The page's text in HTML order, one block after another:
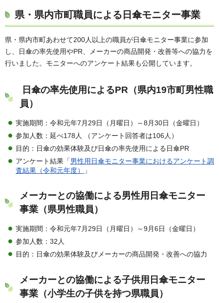
県・県内市町職員による日傘モニター事業
県・県内市町あわせて200人以上の職員が日傘モニター事業に参加
し、日傘の率先使用やPR、メーカーの商品開発・改善等への協力を
行いました。モニターへのアンケート結果も公開しています。
日傘の率先使用によるPR（県内19市町男性職
員）
実施期間：令和元年7月29日（月曜日）～8月30日（金曜日）
参加人数：延べ178人 （アンケート回答者は106人）
目的：日傘の効果体験及び日傘の率先使用による日傘PR
アンケート結果「男性用日傘モニター事業におけるアンケート調
査結果（令和元年度）
」
メーカーとの協働による男性用日傘モニター
事業（県男性職員）
実施期間：令和元年7月29日（月曜日）～9月6日（金曜日）
参加人数：32人
目的：日傘の効果体験及びメーカーの商品開発・改善への協力
メーカーとの協働による子供用日傘モニター
事業（小学生の子供を持つ県職員）